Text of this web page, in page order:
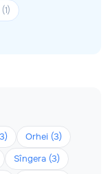
(1)
Orhei (3)
Sîngera (3)